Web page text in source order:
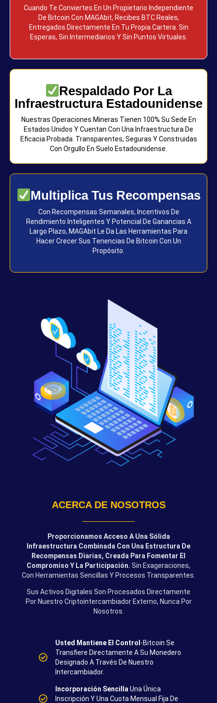
Cuando Te Conviertes En Un Propietario Independiente
De Bitcoin Con MAGAbit, Recibes BTC Reales,
Entregados Directamente En Tu Propia Cartera. Sin
Esperas, Sin Intermediarios Y Sin Puntos Virtuales.
Respaldado Por La
Infraestructura Estadounidense
Nuestras Operaciones Mineras Tienen 100% Su Sede En
Estados Unidos Y Cuentan Con Una Infraestructura De
Eficacia Probada. Transparentes, Seguras Y Construidas
Con Orgullo En Suelo Estadounidense.
Multiplica Tus Recompensas
Con Recompensas Semanales, Incentivos De
Rendimiento Inteligentes Y Potencial De Ganancias A
Largo Plazo, MAGAbit Le Da Las Herramientas Para
Hacer Crecer Sus Tenencias De Bitcoin Con Un
Propósito.
ACERCA DE NOSOTROS
Proporcionamos Acceso A Una Sólida
Infraestructura Combinada Con Una Estructura De
Recompensas Diarias, Creada Para Fomentar El
Compromiso Y La Participación. Sin Exageraciones,
Con Herramientas Sencillas Y Procesos Transparentes.
Sus Activos Digitales Son Procesados Directamente
Por Nuestro Criptointercambiador Externo, Nunca Por
Nosotros.
Usted Mantiene El Control-Bitcoin Se
Transfiere Directamente A Su Monedero
Designado A Través De Nuestro
Intercambiador.
Incorporación Sencilla Una Única
Inscripción Y Una Cuota Mensual Fija De